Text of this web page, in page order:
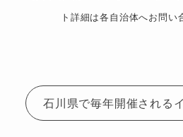
ト詳細は各自治体へお問い
石川県で毎年開催される